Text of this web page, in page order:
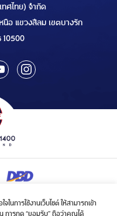
การใช้งานเว็บไซต์ ให้สามารถเข้า
การกด “ยอมรับ” ถือว่าคุณได้
ศไทย) จำกัด
อ แขวงสีลม เขตบางรัก
10500
ส่งในกิจการฮัจย์เลขที่ 1/2568